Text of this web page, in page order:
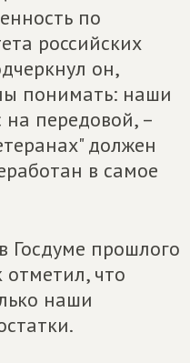
по
российских
он,
понимать: наши
передовой, –
должен
в самое
Госдуме прошлого
что
наши